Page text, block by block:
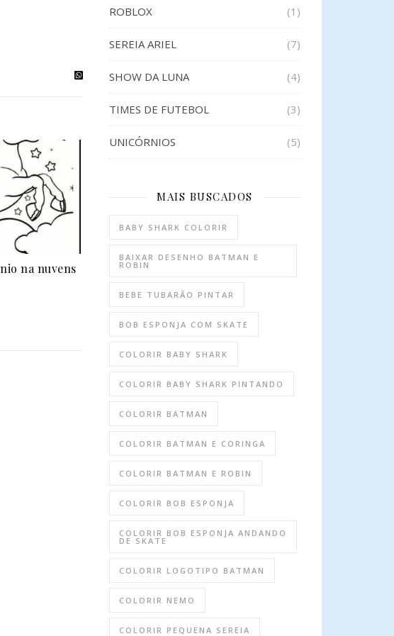
na nuvens
ROBLOX (1)
SEREIA ARIEL (7)
SHOW DA LUNA (4)
TIMES DE FUTEBOL (3)
UNICÓRNIOS (5)
MAIS BUSCADOS
BABY SHARK COLORIR
BAIXAR DESENHO BATMAN E
ROBIN
BEBE TUBARÃO PINTAR
BOB ESPONJA COM SKATE
COLORIR BABY SHARK
COLORIR BABY SHARK PINTANDO
COLORIR BATMAN
COLORIR BATMAN E CORINGA
COLORIR BATMAN E ROBIN
COLORIR BOB ESPONJA
COLORIR BOB ESPONJA ANDANDO
DE SKATE
COLORIR LOGOTIPO BATMAN
COLORIR NEMO
COLORIR PEQUENA SEREIA